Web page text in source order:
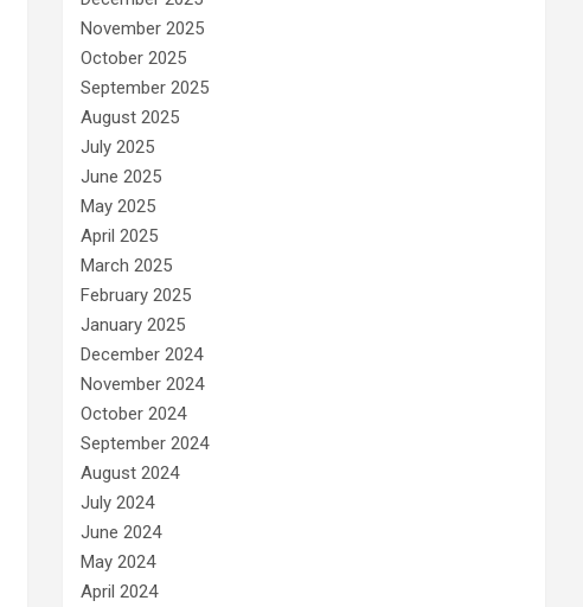
November 2025
October 2025
September 2025
August 2025
July 2025
June 2025
May 2025
April 2025
March 2025
February 2025
January 2025
December 2024
November 2024
October 2024
September 2024
August 2024
July 2024
June 2024
May 2024
April 2024